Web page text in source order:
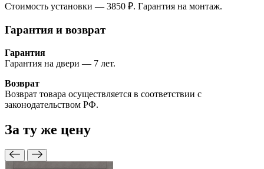
Стоимость установки — 3850 ₽. Гарантия на монтаж.
Гарантия и возврат
Гарантия
Гарантия на двери — 7 лет.
Возврат
Возврат товара осуществляется в соответствии с
законодательством РФ.
За ту же цену